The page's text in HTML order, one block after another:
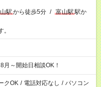
駅から徒歩5分 / 富山駅駅か
～開始日相談OK！
クOK / 電話対応なし / パソコン